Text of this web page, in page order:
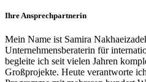
Ihre Ansprechpartnerin
Mein Name ist Samira
Unternehmensberaterin für
begleite ich seit vielen Jahren
Großprojekte. Heute verantworte